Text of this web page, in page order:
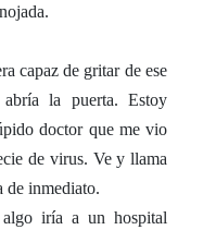
capaz de gritar de ese
la puerta. Estoy
doctor que me vio
de virus. Ve y llama
de inmediato.
algo iría a un hospital